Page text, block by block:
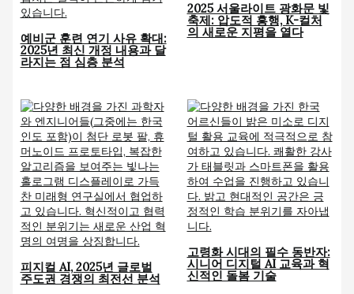
예비군 훈련 연기 사유 확대:
2025년 최신 개정 내용과 달
라지는 점 심층 분석
2025 서울라이트 광화문 빛
축제: 압도적 흥행, K-컬처
의 새로운 지평을 열다
피지컬 AI, 2025년 글로벌
주도권 경쟁의 최전선 분석
고령화 시대의 필수 동반자:
시니어 디지털 AI 교육과 혁
신적인 돌봄 기술